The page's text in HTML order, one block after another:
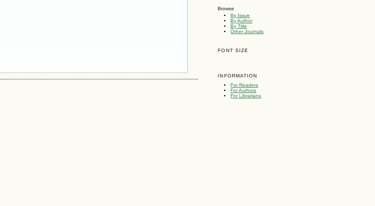
Browse
By Issue
By Author
By Title
Other Journals
FONT SIZE
INFORMATION
For Readers
For Authors
For Librarians